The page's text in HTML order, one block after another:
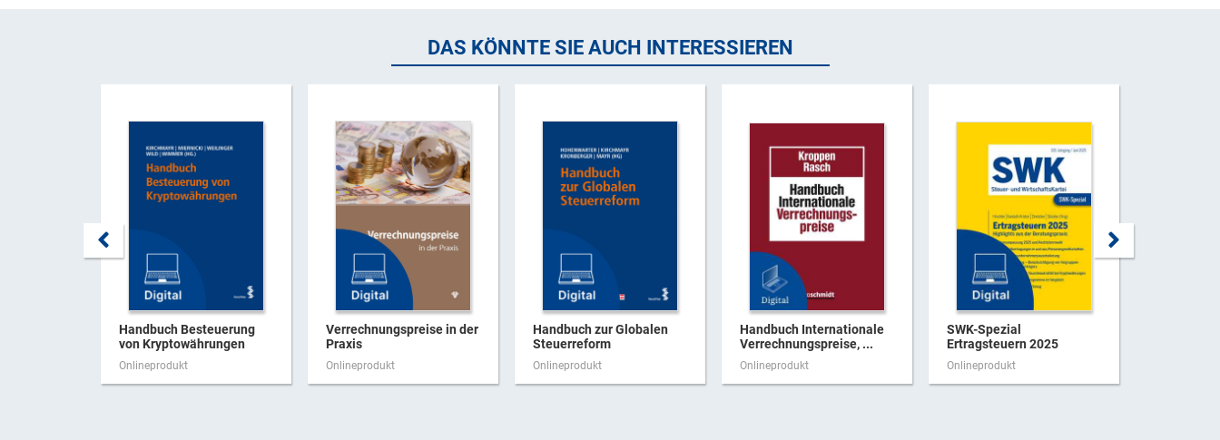
DAS KÖNNTE SIE AUCH INTERESSIEREN
Handbuch Besteuerung
von Kryptowährungen
Onlineprodukt
Verrechnungspreise in der
Praxis
Onlineprodukt
Handbuch zur Globalen
Steuerreform
Onlineprodukt
Handbuch Internationale
Verrechnungspreise, ...
Onlineprodukt
SWK-Spezial
Ertragsteuern 2025
Onlineprodukt